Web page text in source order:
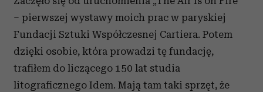
– pierwszej wystawy moich prac w paryskiej
Fundacji Sztuki Współczesnej Cartiera. Potem
dzięki osobie, która prowadzi tę fundację,
trafiłem do liczącego 150 lat studia
litograficznego Idem. Mają tam taki sprzęt, że